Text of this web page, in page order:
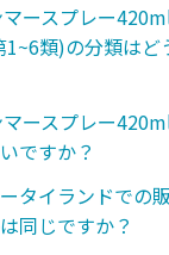
ースプレー
類)の分類はど
ースプレー
ですか？
タイランドでの
同じですか？